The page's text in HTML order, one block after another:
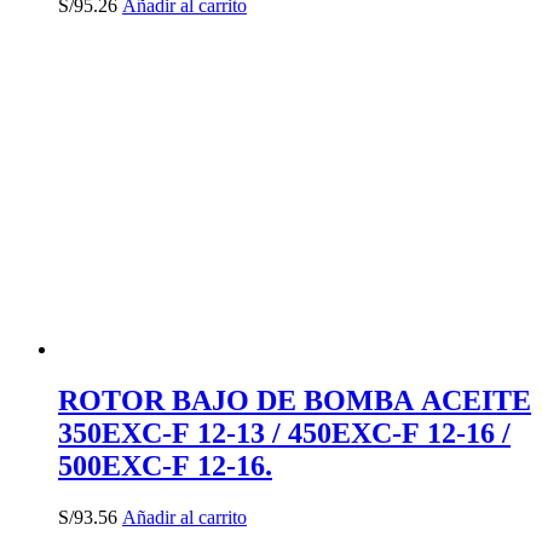
S/95.26 Añadir al carrito
ROTOR BAJO DE BOMBA ACEITE
350EXC-F 12-13 / 450EXC-F 12-16 /
500EXC-F 12-16.
S/93.56 Añadir al carrito